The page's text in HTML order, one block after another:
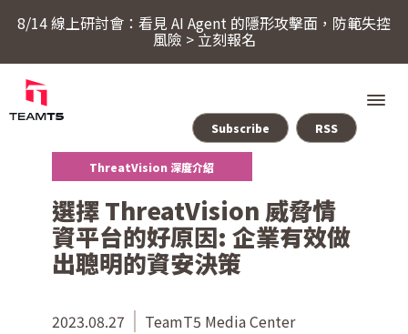
8/14 線上研討會：看見 AI Agent 的隱形攻擊面，防範失控
風險 > 立刻報名
產業方案
ThreatVision 深度介紹
Subscribe RSS
選擇 ThreatVision 威脅情
資平台的好原因: 企業有效做
出聰明的資安決策
2023.08.27 TeamT5 Media Center